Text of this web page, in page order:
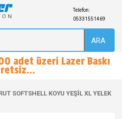
Telefon:
05331551469
ARA
adet üzeri Lazer Baskı
SOFTSHELL KOYU YEŞİL XL YELEK